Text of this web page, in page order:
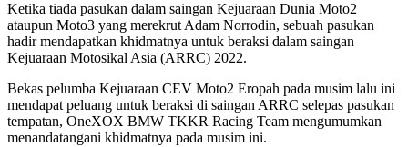
Ketika tiada pasukan dalam saingan Kejuaraan Dunia Moto2
ataupun Moto3 yang merekrut Adam Norrodin, sebuah pasukan
hadir mendapatkan khidmatnya untuk beraksi dalam saingan
Kejuaraan Motosikal Asia (ARRC) 2022.
Bekas pelumba Kejuaraan CEV Moto2 Eropah pada musim lalu ini
mendapat peluang untuk beraksi di saingan ARRC selepas pasukan
tempatan, OneXOX BMW TKKR Racing Team mengumumkan
menandatangani khidmatnya pada musim ini.